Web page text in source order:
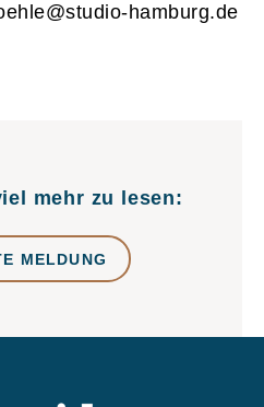
hamburg.de
mehr zu lesen:
MELDUNG
Hinweise zum